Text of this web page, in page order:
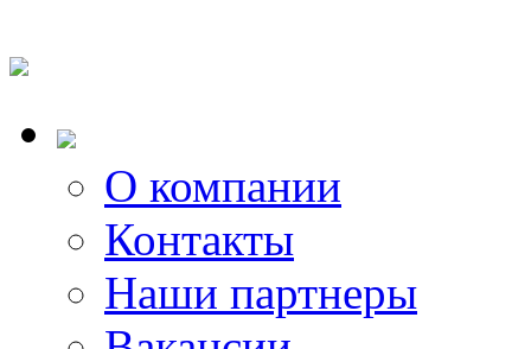
О компании
Контакты
Наши партнеры